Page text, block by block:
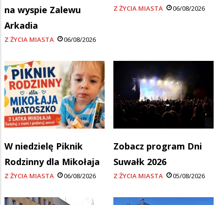
na wyspie Zalewu
Arkadia
Z ŻYCIA MIASTA 06/08/2026
Z ŻYCIA MIASTA 06/08/2026
W niedzielę Piknik
Rodzinny dla Mikołaja
Z ŻYCIA MIASTA 06/08/2026
Zobacz program Dni
Suwałk 2026
Z ŻYCIA MIASTA 05/08/2026